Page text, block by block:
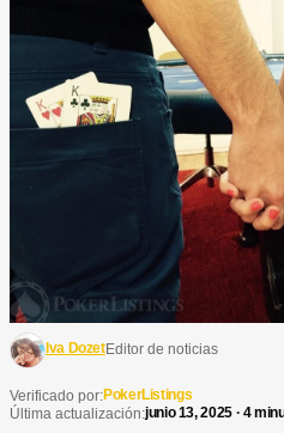
Iva DozetEditor de noticias
Verificado por:PokerListings
Última actualización:junio 13, 2025 · 4